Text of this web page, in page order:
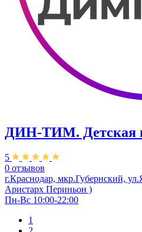
ДИН-ТИМ. Детская
5
0 отзывов
г.Краснодар, мкр.Губернский,
Аристарх Периньон )
Пн-Вс 10:00-22:00
1